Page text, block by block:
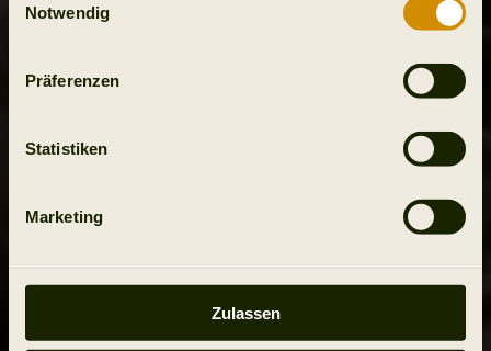
Notwendig
Präferenzen
Statistiken
Marketing
Zulassen